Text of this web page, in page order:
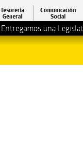
Tesorería
General
Comunicación
Social
Entregamos una